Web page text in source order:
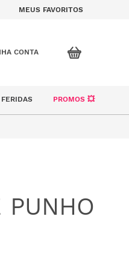
MEUS FAVORITOS
PROMOS 💥
PUNHO